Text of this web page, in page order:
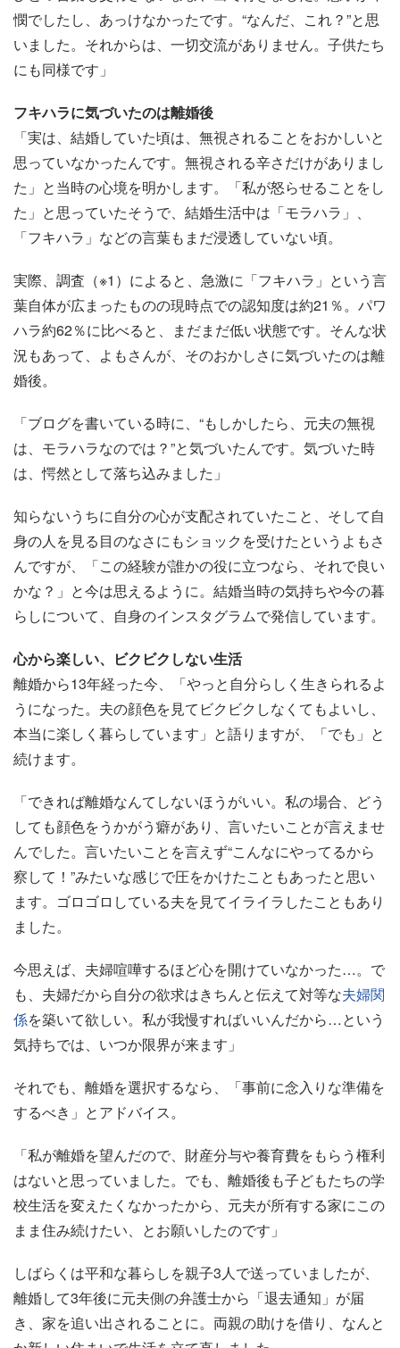
憫でしたし、あっけなかったです。“なんだ、これ？”と思
いました。それからは、一切交流がありません。子供たち
にも同様です」
フキハラに気づいたのは離婚後
「実は、結婚していた頃は、無視されることをおかしいと
思っていなかったんです。無視される辛さだけがありまし
た」と当時の心境を明かします。「私が怒らせることをし
た」と思っていたそうで、結婚生活中は「モラハラ」、
「フキハラ」などの言葉もまだ浸透していない頃。
実際、調査（※1）によると、急激に「フキハラ」という言
葉自体が広まったものの現時点での認知度は約21％。パワ
ハラ約62％に比べると、まだまだ低い状態です。そんな状
況もあって、よもさんが、そのおかしさに気づいたのは離
婚後。
「ブログを書いている時に、“もしかしたら、元夫の無視
は、モラハラなのでは？”と気づいたんです。気づいた時
は、愕然として落ち込みました」
知らないうちに自分の心が支配されていたこと、そして自
身の人を見る目のなさにもショックを受けたというよもさ
んですが、「この経験が誰かの役に立つなら、それで良い
かな？」と今は思えるように。結婚当時の気持ちや今の暮
らしについて、自身のインスタグラムで発信しています。
心から楽しい、ビクビクしない生活
離婚から13年経った今、「やっと自分らしく生きられるよ
うになった。夫の顔色を見てビクビクしなくてもよいし、
本当に楽しく暮らしています」と語りますが、「でも」と
続けます。
「できれば離婚なんてしないほうがいい。私の場合、どう
しても顔色をうかがう癖があり、言いたいことが言えませ
んでした。言いたいことを言えず“こんなにやってるから
察して！”みたいな感じで圧をかけたこともあったと思い
ます。ゴロゴロしている夫を見てイライラしたこともあり
ました。
今思えば、夫婦喧嘩するほど心を開けていなかった…。で
も、夫婦だから自分の欲求はきちんと伝えて対等な夫婦関
係を築いて欲しい。私が我慢すればいいんだから…という
気持ちでは、いつか限界が来ます」
それでも、離婚を選択するなら、「事前に念入りな準備を
するべき」とアドバイス。
「私が離婚を望んだので、財産分与や養育費をもらう権利
はないと思っていました。でも、離婚後も子どもたちの学
校生活を変えたくなかったから、元夫が所有する家にこの
まま住み続けたい、とお願いしたのです」
しばらくは平和な暮らしを親子3人で送っていましたが、
離婚して3年後に元夫側の弁護士から「退去通知」が届
き、家を追い出されることに。両親の助けを借り、なんと